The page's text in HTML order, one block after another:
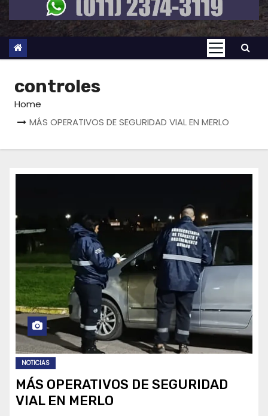
controles
Home
MÁS OPERATIVOS DE SEGURIDAD VIAL EN MERLO
NOTICIAS
MÁS OPERATIVOS DE SEGURIDAD
VIAL EN MERLO